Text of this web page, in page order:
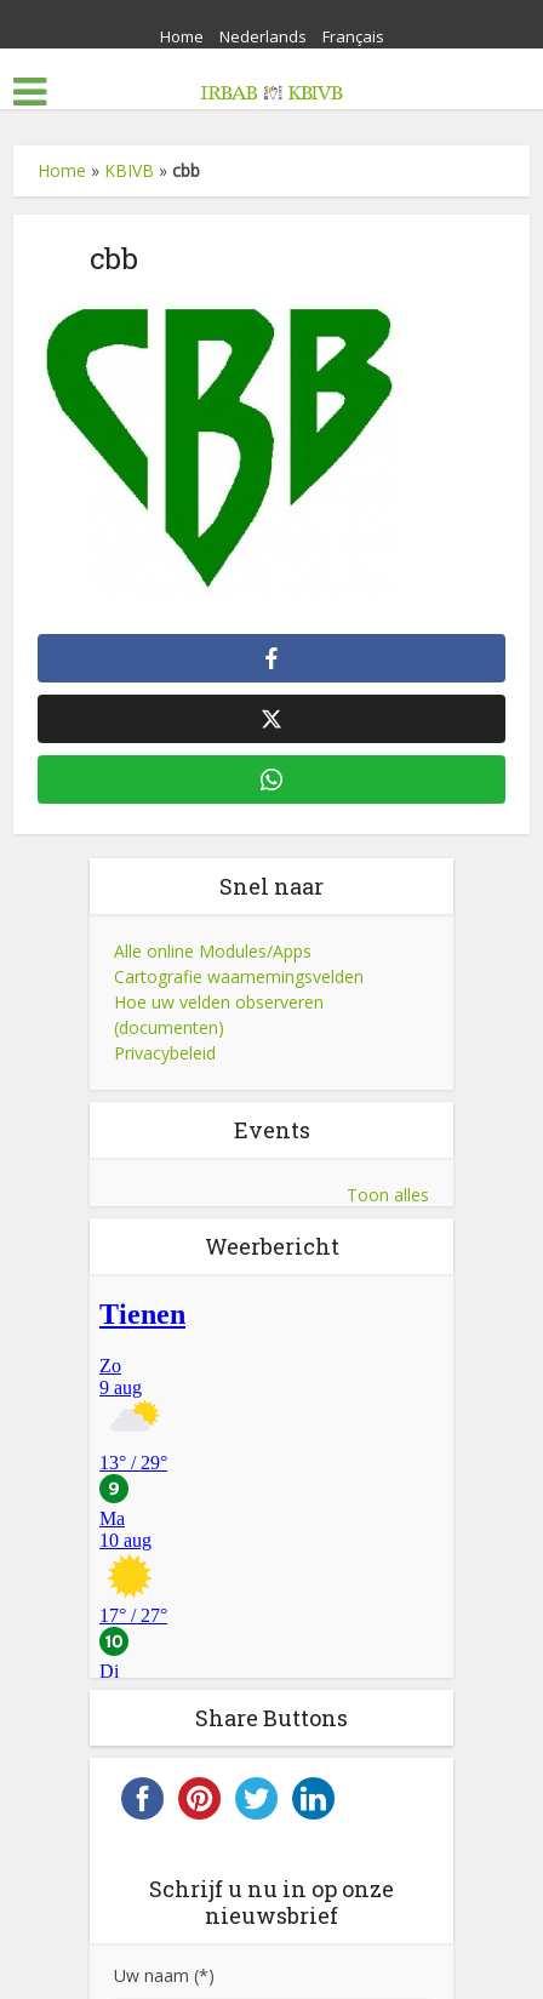
Home Nederlands Français
Home » KBIVB »cbb
cbb
Snel naar
Alle online Modules/Apps
Cartografie waarnemingsvelden
Hoe uw velden observeren
(documenten)
Privacybeleid
Events
Toon alles
Weerbericht
Share Buttons
Schrijf u nu in op onze
nieuwsbrief
Uw naam (*)